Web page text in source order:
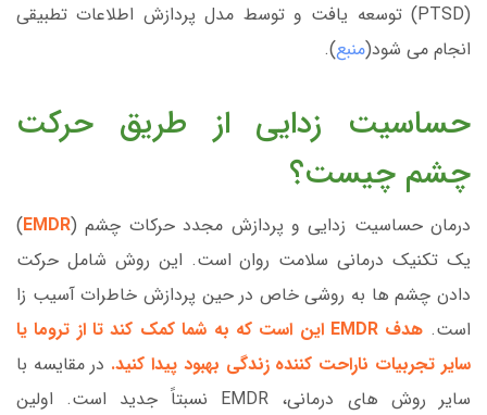
(PTSD) توسعه یافت و توسط مدل پردازش اطلاعات تطبیقی
انجام می شود(منبع).
حساسیت زدایی از طریق حرکت
چشم چیست؟
درمان حساسیت زدایی و پردازش مجدد حرکات چشم (EMDR
)
یک تکنیک درمانی سلامت روان است. این روش شامل حرکت
دادن چشم ها به روشی خاص در حین پردازش خاطرات آسیب زا
است.
هدف EMDR این است که به شما کمک کند تا از تروما یا
سایر تجربیات ناراحت کننده زندگی بهبود پیدا کنید. در مقایسه با
سایر روش های درمانی، EMDR نسبتاً جدید است. اولین